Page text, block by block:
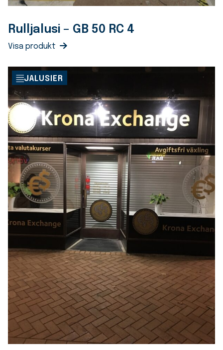
Rulljalusi – GB 50 RC 4
Visa produkt
JALUSIER